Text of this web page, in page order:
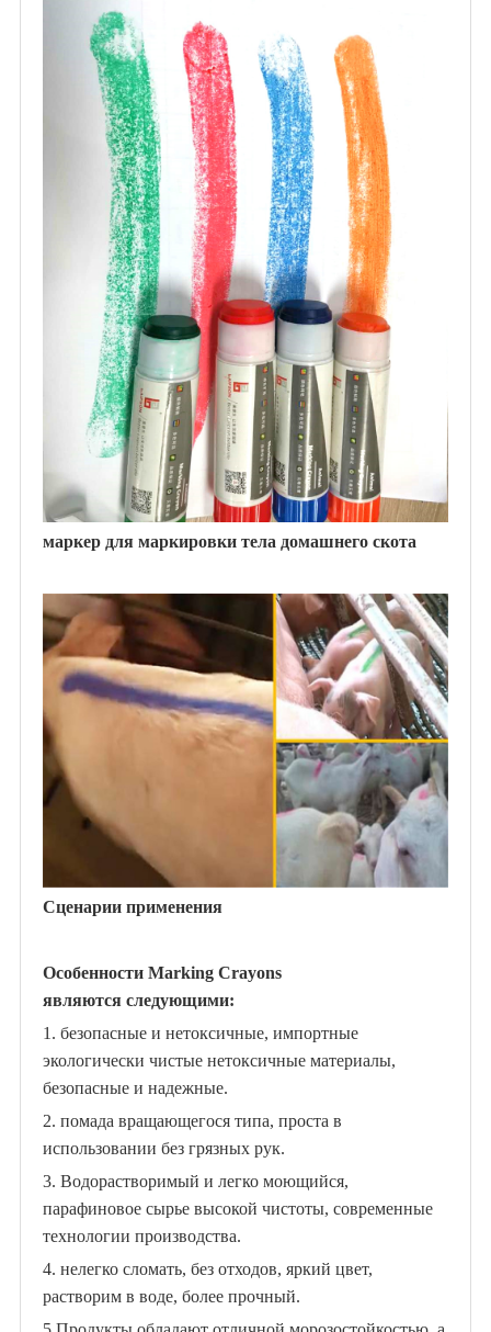
маркер для маркировки тела домашнего скота
Сценарии применения
Особенности Marking Crayons
являются следующими:
1. безопасные и нетоксичные, импортные
экологически чистые нетоксичные материалы,
безопасные и надежные.
2. помада вращающегося типа, проста в
использовании без грязных рук.
3. Водорастворимый и легко моющийся,
парафиновое сырье высокой чистоты, современные
технологии производства.
4. нелегко сломать, без отходов, яркий цвет,
растворим в воде, более прочный.